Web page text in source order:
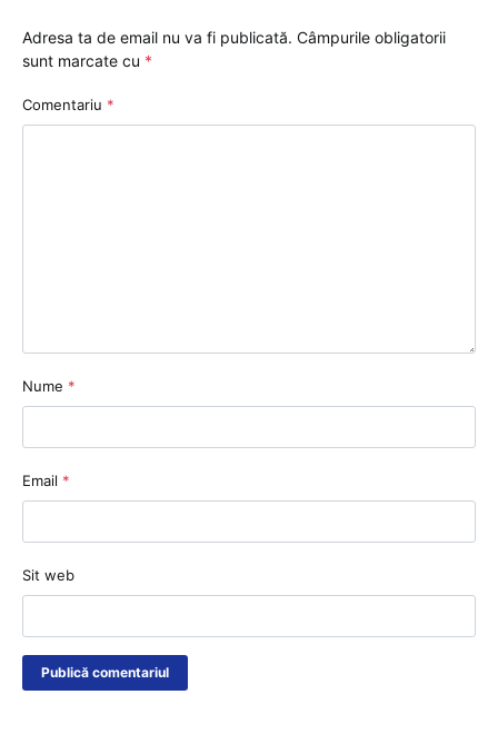
Adresa ta de email nu va fi publicată. Câmpurile obligatorii
sunt marcate cu *
Comentariu *
Nume *
Email *
Sit web